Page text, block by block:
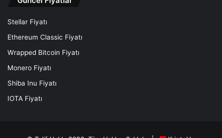
Stellar Fiyatı
Ethereum Classic Fiyatı
Wrapped Bitcoin Fiyatı
Monero Fiyatı
Shiba Inu Fiyatı
IOTA Fiyatı